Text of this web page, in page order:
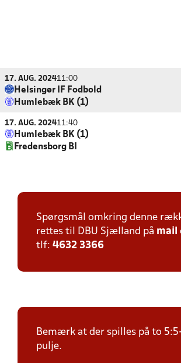
17. AUG. 202411:00
Helsingør IF Fodbold
Humlebæk BK (1)
17. AUG. 202411:40
Humlebæk BK (1)
Fredensborg BI
Spørgsmål omkring denne
rettes til DBU Sjælland på mail
tlf: 4632 3366
Bemærk at der spilles på to
pulje.